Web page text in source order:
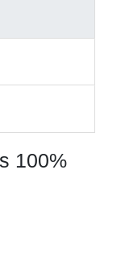
100%